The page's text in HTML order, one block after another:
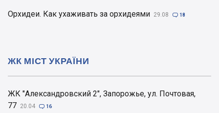
Орхидеи. Как ухаживать за орхидеями 29.08  18
ЖК "Александровский 2", Запорожье, ул. Почтовая,
77 20.04  16
ЖК МІСТ УКРАЇНИ